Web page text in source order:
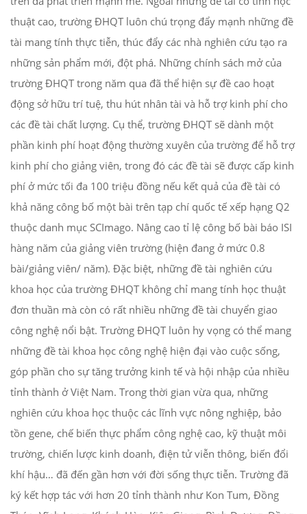
thuật cao, trường ĐHQT luôn chú trọng đẩy mạnh những đề
tài mang tính thực tiễn, thúc đẩy các nhà nghiên cứu tạo ra
những sản phẩm mới, đột phá. Những chính sách mở của
trường ĐHQT trong năm qua đã thể hiện sự đề cao hoạt
động sở hữu trí tuệ, thu hút nhân tài và hỗ trợ kinh phí cho
các đề tài chất lượng. Cụ thể, trường ĐHQT sẽ dành một
phần kinh phí hoạt động thường xuyên của trường để hỗ trợ
kinh phí cho giảng viên, trong đó các đề tài sẽ được cấp kinh
phí ở mức tối đa 100 triệu đồng nếu kết quả của đề tài có
khả năng công bố một bài trên tạp chí quốc tế xếp hạng Q2
thuộc danh mục SCImago. Nâng cao tỉ lệ công bố bài báo ISI
hàng năm của giảng viên trường (hiện đang ở mức 0.8
bài/giảng viên/ năm). Đặc biệt, những đề tài nghiên cứu
khoa học của trường ĐHQT không chỉ mang tính học thuật
đơn thuần mà còn có rất nhiều những đề tài chuyển giao
công nghệ nổi bật. Trường ĐHQT luôn hy vọng có thể mang
những đề tài khoa học công nghệ hiện đại vào cuộc sống,
góp phần cho sự tăng trưởng kinh tế và hội nhập của nhiều
tỉnh thành ở Việt Nam. Trong thời gian vừa qua, những
nghiên cứu khoa học thuộc các lĩnh vực nông nghiệp, bảo
tồn gene, chế biến thực phẩm công nghệ cao, kỹ thuật môi
trường, chiến lược kinh doanh, điện tử viễn thông, biến đổi
khí hậu… đã đến gần hơn với đời sống thực tiễn. Trường đã
ký kết hợp tác với hơn 20 tỉnh thành như Kon Tum, Đồng